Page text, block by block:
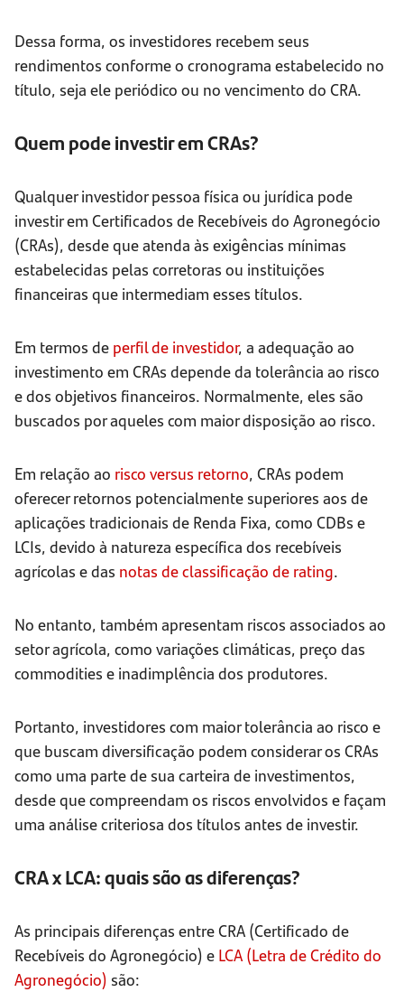
Dessa forma, os investidores recebem seus
rendimentos conforme o cronograma estabelecido no
título, seja ele periódico ou no vencimento do CRA.
Quem pode investir em CRAs?
Qualquer investidor pessoa física ou jurídica pode
investir em Certificados de Recebíveis do Agronegócio
(CRAs), desde que atenda às exigências mínimas
estabelecidas pelas corretoras ou instituições
financeiras que intermediam esses títulos.
Em termos de perfil de investidor, a adequação ao
investimento em CRAs depende da tolerância ao risco
e dos objetivos financeiros. Normalmente, eles são
buscados por aqueles com maior disposição ao risco.
Em relação ao risco versus retorno, CRAs podem
oferecer retornos potencialmente superiores aos de
aplicações tradicionais de Renda Fixa, como CDBs e
LCIs, devido à natureza específica dos recebíveis
agrícolas e das notas de classificação de rating.
No entanto, também apresentam riscos associados ao
setor agrícola, como variações climáticas, preço das
commodities e inadimplência dos produtores.
Portanto, investidores com maior tolerância ao risco e
que buscam diversificação podem considerar os CRAs
como uma parte de sua carteira de investimentos,
desde que compreendam os riscos envolvidos e façam
uma análise criteriosa dos títulos antes de investir.
CRA x LCA: quais são as diferenças?
As principais diferenças entre CRA (Certificado de
Recebíveis do Agronegócio) e LCA (Letra de Crédito do
Agronegócio) são: